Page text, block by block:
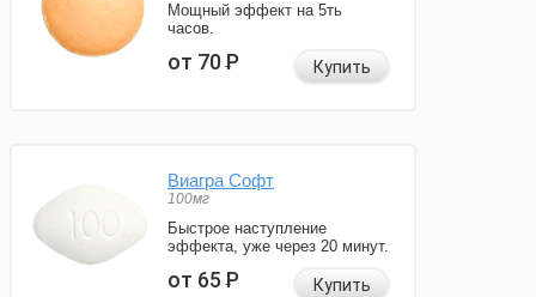
Мощный эффект на 5ть
часов.
от 70Р Купить
Виагра Софт
100мг
Быстрое наступление
эффекта, уже через 20 минут.
от 65Р Купить